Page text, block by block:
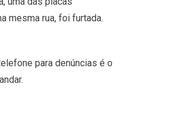
mesma rua, foi furtada.
para denúncias é o